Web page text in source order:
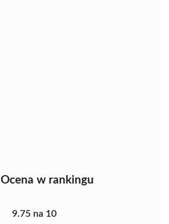
Ocena w rankingu
9.75 na 10